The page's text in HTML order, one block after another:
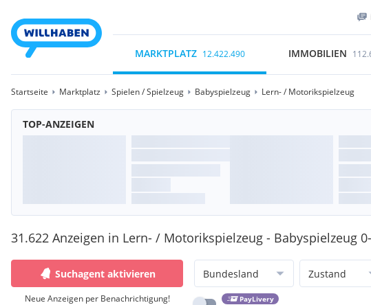
MARKTPLATZ 12.422.490 IMMOBILIEN
Startseite Marktplatz Spielen / Spielzeug Babyspielzeug Lern- / Motorikspielzeug
TOP-ANZEIGEN
31.622 Anzeigen in Lern- / Motorikspielzeug - Babyspielzeug 0-
Suchagent aktivieren
Neue Anzeigen per Benachrichtigung!
Bundesland Zustand
PayLivery